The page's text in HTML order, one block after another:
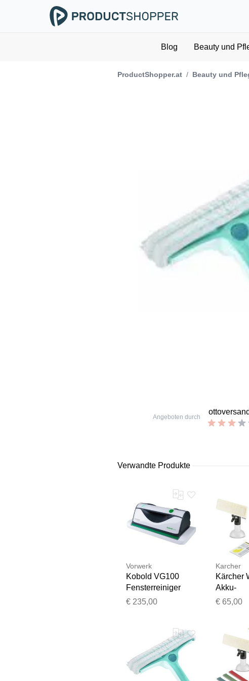
Blog Beauty und
ProductShopper.at / Beauty und
Angeboten durch
ottoversand
Verwandte Produkte
Vorwerk
Kobold VG100
Fensterreiniger
weiß - Refurbished
€ 235,00
Karcher
Kärcher
Akku-
€ 65,00
Ihr